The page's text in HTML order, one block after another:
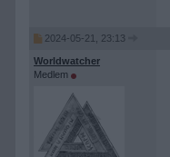
2024-05-21, 23:13
Worldwatcher
Medlem